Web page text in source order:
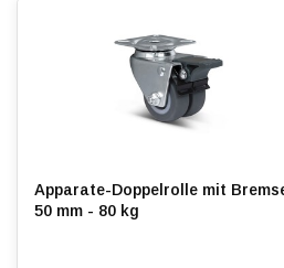
Apparate-Doppelrolle mit
50 mm - 80 kg